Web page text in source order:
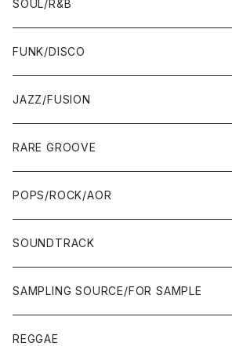
JAPAN ONLY RELEASE/REMIX
EARLY 90'S MIDDLE〜NEW SCHOOL
JAPAN ONLY RELEASE/REMIX
MID〜LATE 90'S
LP
80'S OLD SCHOOL〜EARLY 90'S
MID〜LATE 90'S
CD/TAPE
CD-R/DEMO/SAMPLE
CD ALBUM
LP
60'S/70'S
80'S
7"/12"
60'S/70'S
80'S
SOUL/R&B
LP
60'S/70'S
80'S
12"/7"
60'S/70'S
80'S
FUNK/DISCO
LP
70'S
80'S
12"/7"
70'S
80'S
JAZZ/FUSION
JAZZ
FUSION
RARE GROOVE
POPS/ROCK/AOR
POPS/S.S.W.
ROCK/AOR
SOUNDTRACK
LP
JAPANESE
7"/12"
SAMPLING SOURCE/FOR SAMPLE
REGGAE